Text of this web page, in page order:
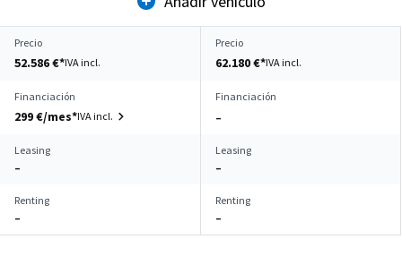
Precio
52.586 €*IVA incl.
Precio
62.180 €*IVA incl.
Financiación
299 €/mes*IVA incl.
Financiación
–
Leasing
–
Leasing
–
Renting
–
Renting
–